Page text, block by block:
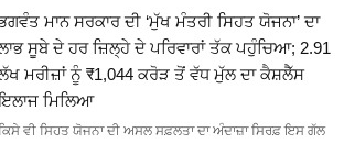
ਮਾਨ ਸਰਕਾਰ ਦੀ ‘ਮੁੱਖ ਮੰਤਰੀ ਸਿਹਤ ਯੋਜਨਾ’ ਦਾ
ਸੂਬੇ ਦੇ ਹਰ ਜ਼ਿਲ੍ਹੇ ਦੇ ਪਰਿਵਾਰਾਂ ਤੱਕ ਪਹੁੰਚਿਆ; 2.91
ਮਰੀਜ਼ਾਂ ਨੂੰ ₹1,044 ਕਰੋੜ ਤੋਂ ਵੱਧ ਮੁੱਲ ਦਾ ਕੈਸ਼ਲੈੱਸ
ਮਿਲਿਆ
ਵੀ ਸਿਹਤ ਯੋਜਨਾ ਦੀ ਅਸਲ ਸਫ਼ਲਤਾ ਦਾ ਅੰਦਾਜ਼ਾ ਸਿਰਫ਼ ਇਸ ਗੱਲ